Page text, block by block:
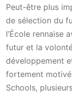
Peut-être plus
de sélection du
l’École rennaise
futur et la
développement
fortement
Schools,